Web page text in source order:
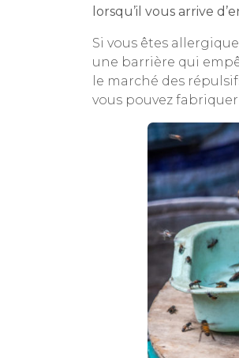
lorsqu’il vous arrive
Si vous êtes
une barrière qui
le marché des
vous pouvez